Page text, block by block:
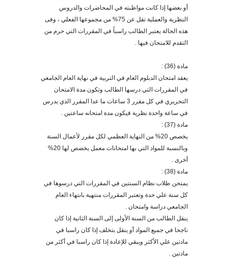
أو بعضها إذا كانت مواظبته في المحاضرات والدروس
النظرية والعملية تقل عن 75% من مجموعها الفعلي ، وفى
هذه الحالة يعتبر الطالب راسباً في المقررات التي حرم من
التقدم للامتحان فيها .
مادة (36) :
يعقد امتحان الدبلوم العام في التربية في نهاية العام الجامعي
في المقررات التي درسها الطالب وتكون مدة الامتحان
التحريري في كل مقرر 3 ساعات ما عدا المقرر الذي يدرس
في ساعة واحدة نظرية فيكون مدة امتحانه ساعتين .
مادة (37) :
يخصص 20% من النهاية العظمي لكل مقرر لأعمال السنة
وبالنسبة للمواد التي بها امتحانات معمل يخصص لها 20%
خر ى .
مادة (38) :
يمتحن طلاب نظام السنتين في المقررات التي درسوها في
كل سنة علي حدة وتعتبر المقررات منتهية بانتهاء العام
الجامعي دراسة وامتحان .
ينقل الطالب من السنة ا لأولى إلى السنة الثانية إذا كان
ناجحا في جميع المواد أو ينقل بتخلف إذا كان راسبا في
مادتين علي الأكثر ويبقي للإعادة إذا كان راسبا في أكثر من
مادتين .